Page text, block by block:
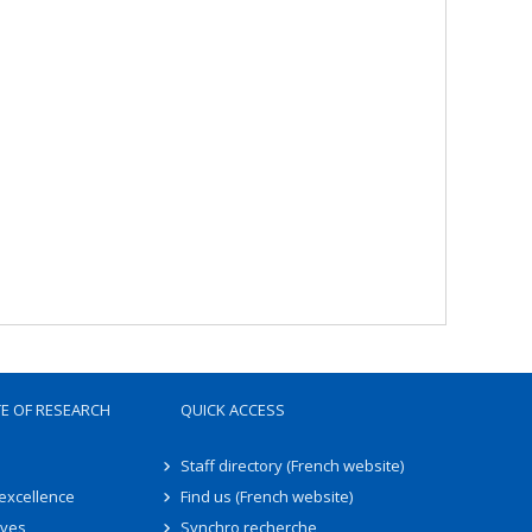
OF RESEARCH QUICK ACCESS
Staff directory (French website)
Find us (French website)
Synchro recherche